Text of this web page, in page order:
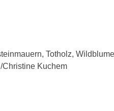
Totholz,
Christine Kuchem